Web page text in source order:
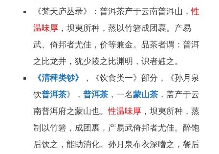
《梵天庐丛录》：普洱茶产于云南普洱山，性
温味厚 ，坝夷所种，蒸以竹箬成团裹。产易
武、倚邦者尤佳，价等兼金。品茶者谓：普洱
之比龙井，犹少陵之比渊明，识者韪之。
《清稗类钞》
，《饮食类一》部分，《孙月泉
饮普洱茶》， 普洱茶 ，一名蒙山茶 ，盖产于云
南普洱府之蒙山也。性温味厚 ，坝夷所种，蒸
制以竹箬，成团裹，产易武倚邦者尤佳。醉饱
后饮之，能助消化。孙月泉布衣深嗜之，餐后